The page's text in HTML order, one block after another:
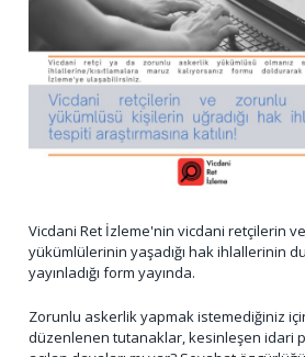
Vicdani Ret İzleme'nin vicdani retçilerin
yükümlülerinin yaşadığı hak ihlallerinin
yayınladığı form yayında.
Zorunlu askerlik yapmak istemediğiniz
düzenlenen tutanaklar, kesinleşen idari